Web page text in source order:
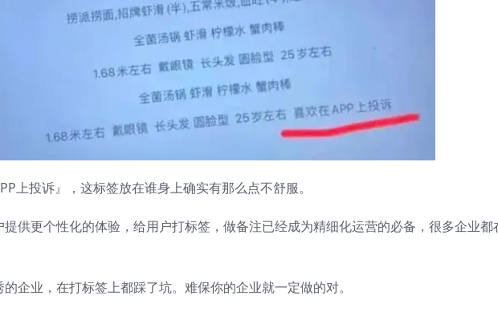
上投诉』，这标签放在谁身上确实有那么点不舒服。
供更个性化的体验，给用户打标签，做备注已经成为精细化运营的必备，很多企业都
企业，在打标签上都踩了坑。难保你的企业就一定做的对。